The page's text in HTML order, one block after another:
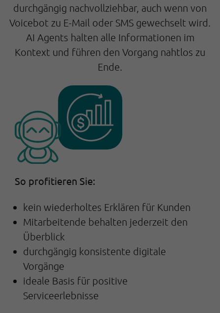
durchgängig nachvollziehbar, auch wenn von
Voicebot zu E-Mail oder SMS gewechselt wird.
AI Agents halten alle Informationen im
Kontext und führen den Vorgang nahtlos zu
Ende.
So profitieren Sie:
kein wiederholtes Erklären für Kunden
Mitarbeitende behalten jederzeit den
Überblick
durchgängig konsistente digitale
Vorgänge
ideale Basis für positive
Serviceerlebnisse